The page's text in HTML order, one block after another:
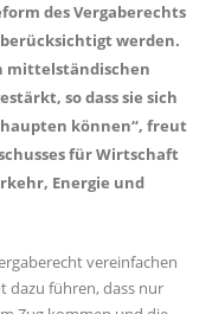
des Vergaberechts
werden.
mittelständischen
so dass sie sich
können“, freut
für Wirtschaft
Energie und
vereinfachen
dazu führen, dass nur